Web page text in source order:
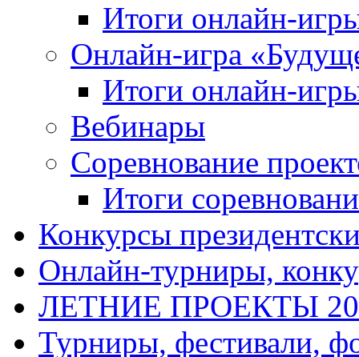
Итоги онлайн-
Онлайн-игра
Итоги онлайн-
Вебинары
Соревнование
Итоги
Конкурсы
Онлайн-турниры,
ЛЕТНИЕ ПРОЕКТЫ
Турниры, фестивали,